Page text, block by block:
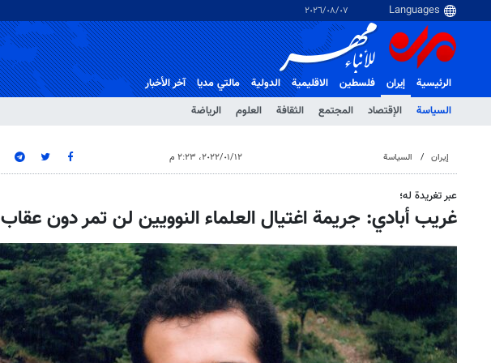
٠٧‏/٠٨‏/٢٠٢٦
الرئيسية
إيران
السياسة
الإقتصاد المجتمع الثقافة العلوم الرياضة
فلسطین الاقلیمیة الدولية مالتي مدیا آخر الأخبار
إيران السياسة ١٢‏/٠١‏/٢٠٢٢، ٢:٢٣ م
عبر تغريدة له؛
غريب أبادي: جريمة اغتيال العلماء النوويين لن تمر دون عقاب